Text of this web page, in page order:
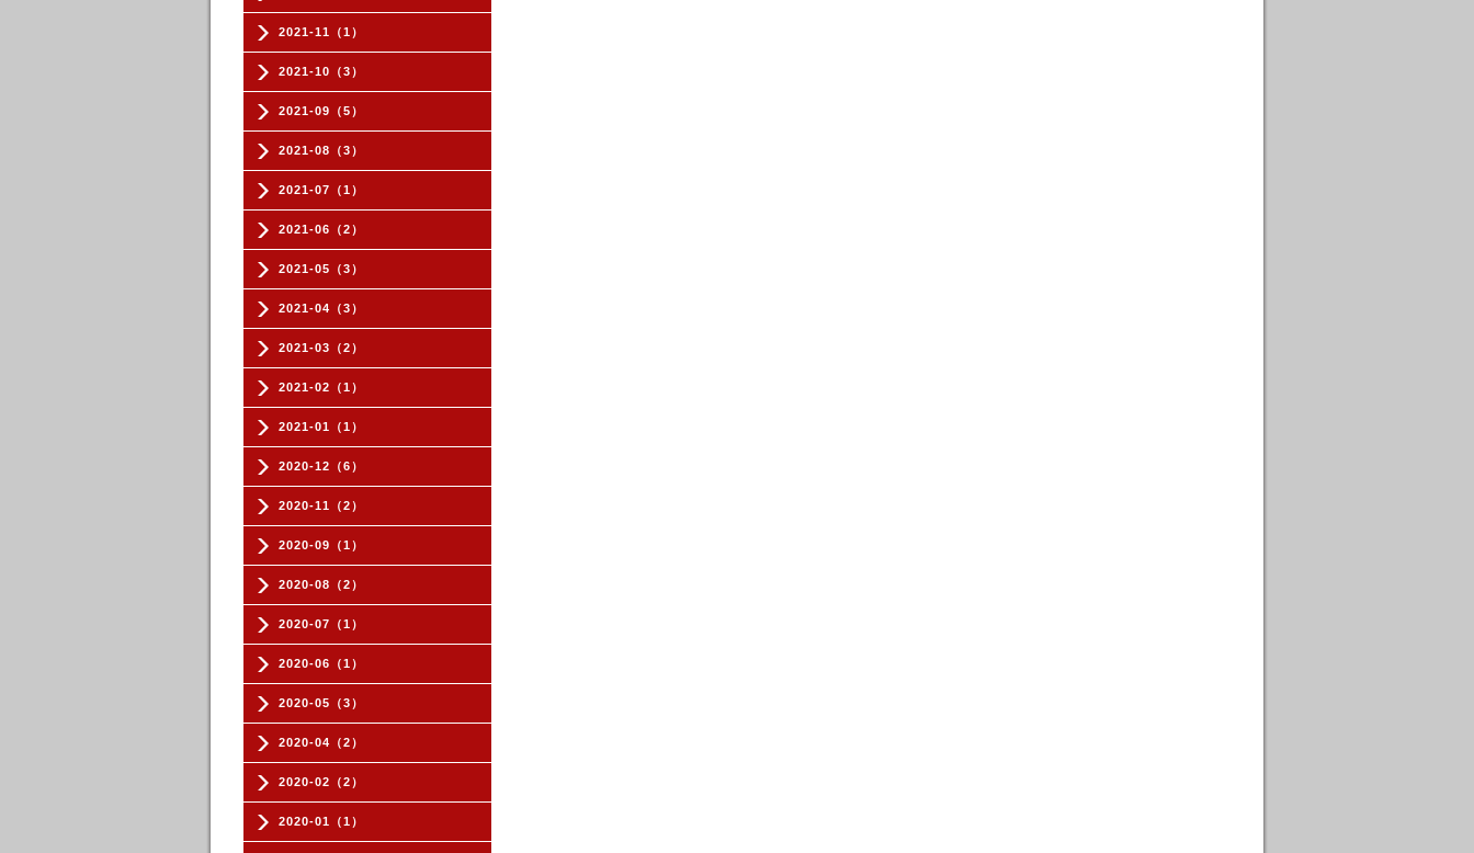
2021-11（1）
2021-10（3）
2021-09（5）
2021-08（3）
2021-07（1）
2021-06（2）
2021-05（3）
2021-04（3）
2021-03（2）
2021-02（1）
2021-01（1）
2020-12（6）
2020-11（2）
2020-09（1）
2020-08（2）
2020-07（1）
2020-06（1）
2020-05（3）
2020-04（2）
2020-02（2）
2020-01（1）